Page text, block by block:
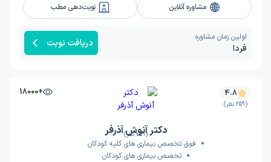
مشاوره آنلاین نوبت‌دهی مطب
اولین زمان مشاوره:
فردا دریافت نوبت
(259 نظر)
+18000 4.8
(259 نظر)
دکتر آنوش آذرفر
فوق تخصص بیماری های کلیه کودکان
تخصص بیماری های کودکان